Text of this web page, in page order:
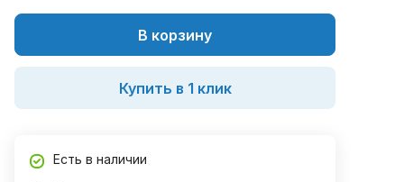
В корзину
Купить в 1 клик
Есть в наличии